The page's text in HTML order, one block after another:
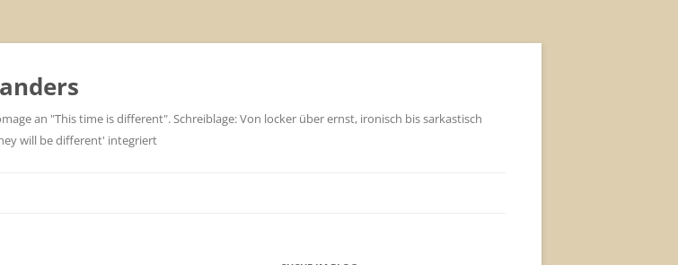
an "This time is different". Schreiblage: Von locker über ernst, ironisch bis sarkastisch
will be different' integriert